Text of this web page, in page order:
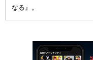
なる』。